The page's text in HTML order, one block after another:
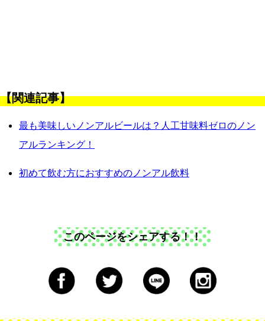
【関連記事】
最も美味しいノンアルビールは？人工甘味料ゼロのノン
アルランキング！
初めて飲む方におすすめのノンアル飲料
このページをシェアする！！